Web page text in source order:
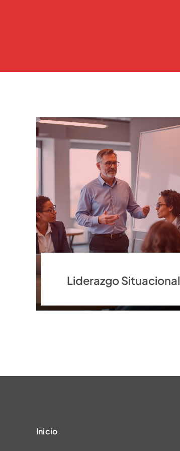
Liderazgo Situacional
Inicio